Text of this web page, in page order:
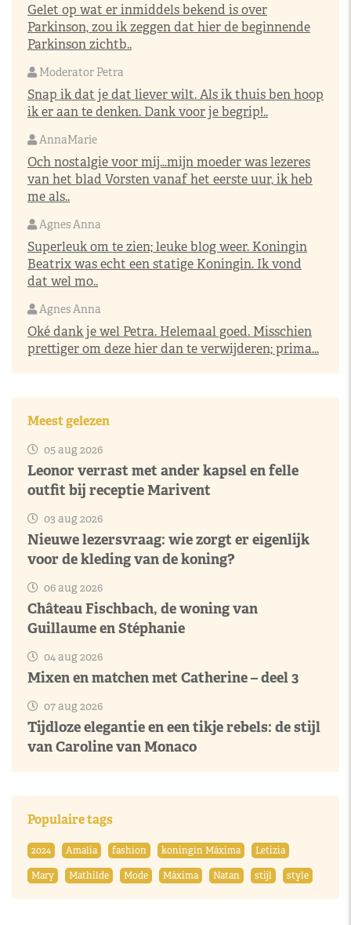
Gelet op wat er inmiddels bekend is over
Parkinson, zou ik zeggen dat hier de beginnende
Parkinson zichtb..
Moderator Petra
Snap ik dat je dat liever wilt. Als ik thuis ben hoop
ik er aan te denken. Dank voor je begrip!..
AnnaMarie
Och nostalgie voor mij…mijn moeder was lezeres
van het blad Vorsten vanaf het eerste uur, ik heb
me als..
Agnes Anna
Superleuk om te zien; leuke blog weer. Koningin
Beatrix was echt een statige Koningin. Ik vond
dat wel mo..
Agnes Anna
Oké dank je wel Petra. Helemaal goed. Misschien
prettiger om deze hier dan te verwijderen; prima...
Meest gelezen
05 aug 2026
Leonor verrast met ander kapsel en felle
outfit bij receptie Marivent
03 aug 2026
Nieuwe lezersvraag: wie zorgt er eigenlijk
voor de kleding van de koning?
06 aug 2026
Château Fischbach, de woning van
Guillaume en Stéphanie
04 aug 2026
Mixen en matchen met Catherine – deel 3
07 aug 2026
Tijdloze elegantie en een tikje rebels: de stijl
van Caroline van Monaco
Populaire tags
2024 Amalia fashion koningin Máxima
Letizia
Mary
Mathilde Mode Máxima Natan stijl style